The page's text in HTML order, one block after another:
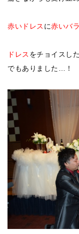
赤いドレス に赤いバラ
ドレス をチョイスし
でもありました…！